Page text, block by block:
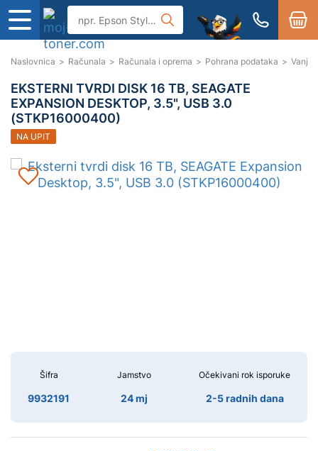
Naslovnica > Računala > Računala i oprema > Pohrana podataka >
EKSTERNI TVRDI DISK 16 TB, SEAGATE
EXPANSION DESKTOP, 3.5", USB 3.0
(STKP16000400)
NA UPIT
Šifra
9932191
Jamstvo
24 mj
Očekivani rok isporuke
2-5 radnih dana